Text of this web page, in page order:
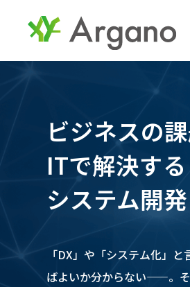
ビジネスの
ITで解決する
システム開発
「DX」や「システム化」
ばよいか分からない——。